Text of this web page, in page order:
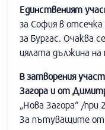
Единственият
за София в
за Бургас. Очаква
цялата дължина
В затворения
Загора и от
„Нова Загора“ /
За пътуващите от